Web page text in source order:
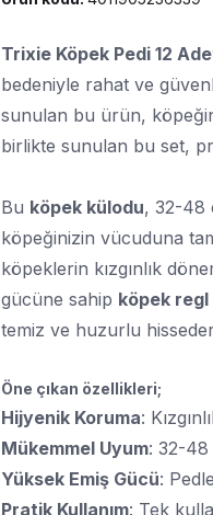
Trixie Köpek Pedi 12
bedeniyle rahat ve
sunulan bu ürün,
birlikte sunulan bu set,
Bu köpek külodu, 32-48
köpeğinizin vücuduna
köpeklerin kızgınlık
gücüne sahip köpek regl
temiz ve huzurlu
Öne çıkan özellikleri;
Hijyenik Koruma:
Mükemmel Uyum: 32-48
Yüksek Emiş Gücü:
Pratik Kullanım: Tek